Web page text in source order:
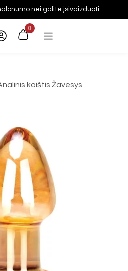
nei galite įsivaizduoti.
0
kaištis Žavesys